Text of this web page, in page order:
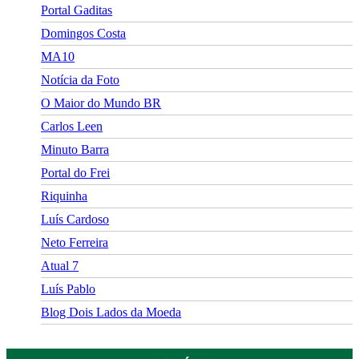
Portal Gaditas
Domingos Costa
MA10
Notícia da Foto
O Maior do Mundo BR
Carlos Leen
Minuto Barra
Portal do Frei
Riquinha
Luís Cardoso
Neto Ferreira
Atual 7
Luís Pablo
Blog Dois Lados da Moeda